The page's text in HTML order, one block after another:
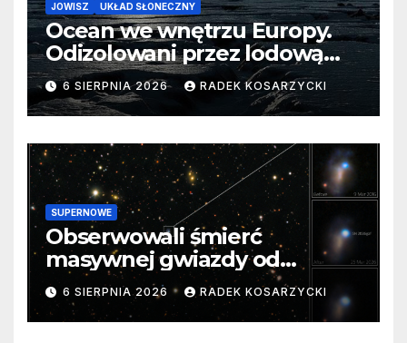
JOWISZ UKŁAD SŁONECZNY
Ocean we wnętrzu Europy.
Odizolowani przez lodową
barierę
6 SIERPNIA 2026 RADEK KOSARZYCKI
SUPERNOWE
Obserwowali śmierć
masywnej gwiazdy od
samego początku. Niezwykle
cenne dane
6 SIERPNIA 2026 RADEK KOSARZYCKI